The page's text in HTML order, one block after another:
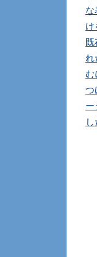
な
け
既
れ
む
つ
ー